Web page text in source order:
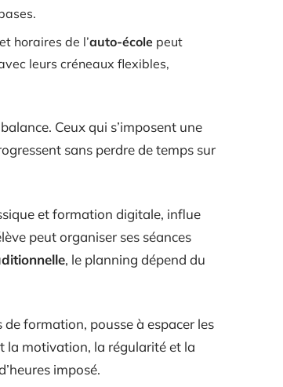
horaires de l’auto-école peut
leurs créneaux flexibles,
Ceux qui s’imposent une
sans perdre de temps sur
et formation digitale, influe
peut organiser ses séances
, le planning dépend du
formation, pousse à espacer les
la motivation, la régularité et la
imposé.